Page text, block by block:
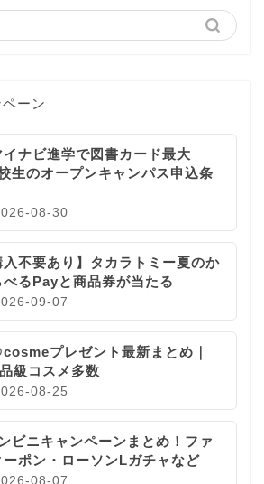
ーン
イナビ進学で図書カード最大
生のオープンキャンパス申込条
08-30
入不要あり】タカラトミー夏のか
べるPayと商品券が当たる
09-07
プレゼント最新まとめ｜
級コスメ多数
08-25
ビニキャンペーンまとめ！ファ
ーポン・ローソンLガチャなど
08-07